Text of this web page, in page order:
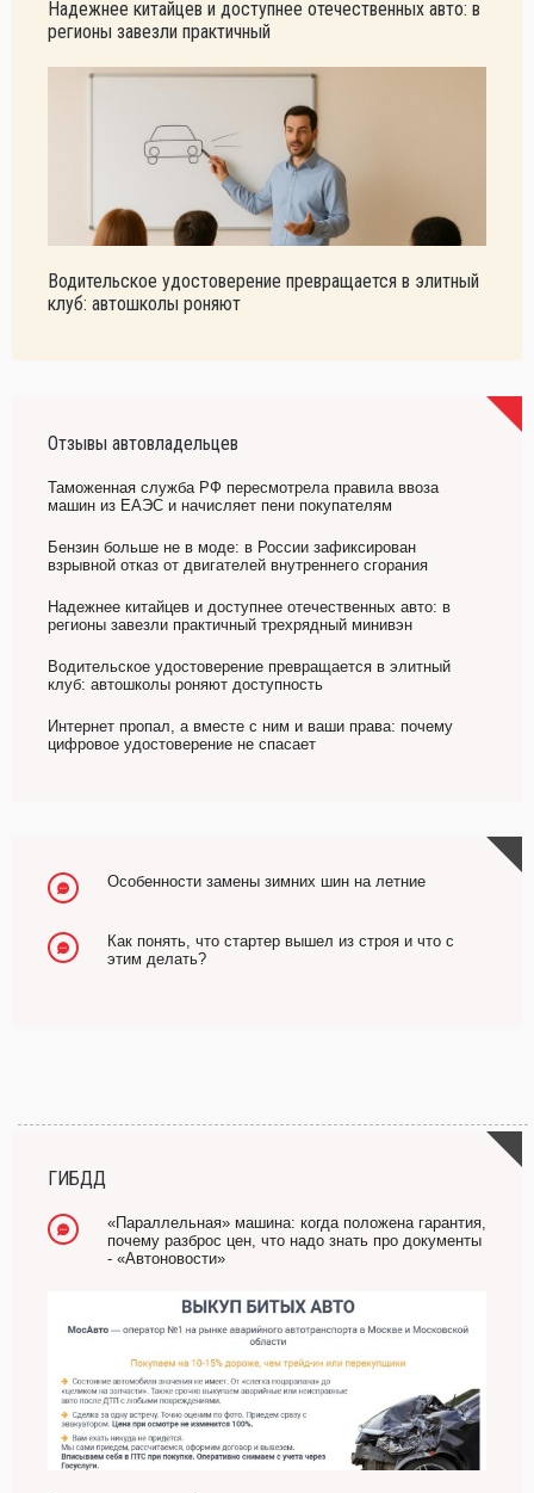
Надежнее китайцев и доступнее отечественных авто: в
регионы завезли практичный
Водительское удостоверение превращается в элитный
клуб: автошколы роняют
Отзывы автовладельцев
Таможенная служба РФ пересмотрела правила ввоза
машин из ЕАЭС и начисляет пени покупателям
Бензин больше не в моде: в России зафиксирован
взрывной отказ от двигателей внутреннего сгорания
Надежнее китайцев и доступнее отечественных авто: в
регионы завезли практичный трехрядный минивэн
Водительское удостоверение превращается в элитный
клуб: автошколы роняют доступность
Интернет пропал, а вместе с ним и ваши права: почему
цифровое удостоверение не спасает
Особенности замены зимних шин на летние
Как понять, что стартер вышел из строя и что с
этим делать?
ГИБДД
«Параллельная» машина: когда положена гарантия,
почему разброс цен, что надо знать про документы
- «Автоновости»